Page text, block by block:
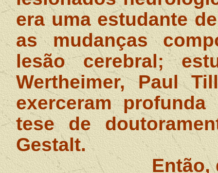
era uma estudante
as mudanças
lesão cerebral;
Wertheimer, Paul
exerceram
tese de
Gestalt.
Então,